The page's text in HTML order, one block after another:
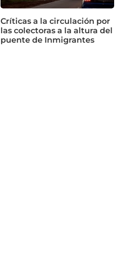
Críticas a la circulación por
las colectoras a la altura del
puente de Inmigrantes